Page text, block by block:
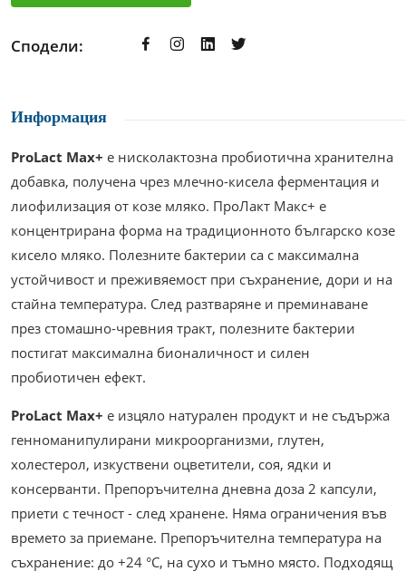
Сподели:
Информация
ProLact Max+ е нисколактозна пробиотична хранителна
добавка, получена чрез млечно-кисела ферментация и
лиофилизация от козе мляко. ПроЛакт Макс+ е
концентрирана форма на традиционното българско козе
кисело мляко. Полезните бактерии са с максимална
устойчивост и преживяемост при съхранение, дори и на
стайна температура. След разтваряне и преминаване
през стомашно-чревния тракт, полезните бактерии
постигат максимална бионаличност и силен
пробиотичен ефект.
ProLact Max+ е изцяло натурален продукт и не съдържа
генноманипулирани микроорганизми, глутен,
холестерол, изкуствени оцветители, соя, ядки и
консерванти. Препоръчителна дневна доза 2 капсули,
приети с течност - след хранене. Няма ограничения във
времето за приемане. Препоръчителна температура на
съхранение: до +24 °С, на сухо и тъмно място. Подходящ